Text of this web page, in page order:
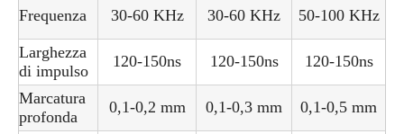
Frequenza 30-60 KHz 30-60 KHz 50-100 KHz
Larghezza
di impulso
120-150ns 120-150ns 120-150ns
Marcatura
profonda
0,1-0,2 mm 0,1-0,3 mm 0,1-0,5 mm